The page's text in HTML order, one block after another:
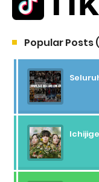
Popular Posts